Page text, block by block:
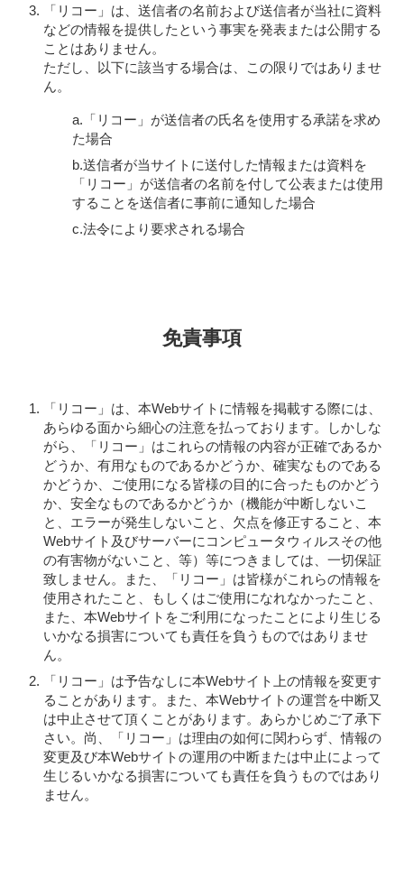
「リコー」は、送信者の名前および送信者が当社に資料
などの情報を提供したという事実を発表または公開する
ことはありません。
ただし、以下に該当する場合は、この限りではありませ
ん。
a.「リコー」が送信者の氏名を使用する承諾を求め
た場合
b.送信者が当サイトに送付した情報または資料を
「リコー」が送信者の名前を付して公表または使用
することを送信者に事前に通知した場合
c.法令により要求される場合
免責事項
「リコー」は、本Webサイトに情報を掲載する際には、
あらゆる面から細心の注意を払っております。しかしな
がら、「リコー」はこれらの情報の内容が正確であるか
どうか、有用なものであるかどうか、確実なものである
かどうか、ご使用になる皆様の目的に合ったものかどう
か、安全なものであるかどうか（機能が中断しないこ
と、エラーが発生しないこと、欠点を修正すること、本
Webサイト及びサーバーにコンピュータウィルスその他
の有害物がないこと、等）等につきましては、一切保証
致しません。また、「リコー」は皆様がこれらの情報を
使用されたこと、もしくはご使用になれなかったこと、
また、本Webサイトをご利用になったことにより生じる
いかなる損害についても責任を負うものではありませ
ん。
「リコー」は予告なしに本Webサイト上の情報を変更す
ることがあります。また、本Webサイトの運営を中断又
は中止させて頂くことがあります。あらかじめご了承下
さい。尚、「リコー」は理由の如何に関わらず、情報の
変更及び本Webサイトの運用の中断または中止によって
生じるいかなる損害についても責任を負うものではあり
ません。